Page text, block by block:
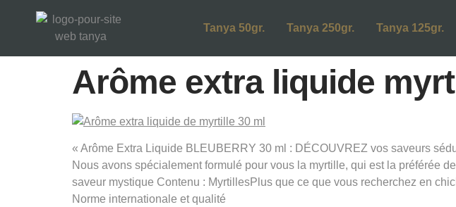
Tanya 50gr. Tanya 250gr. Tanya 125gr.
Arôme extra liquide
« Arôme Extra Liquide BLEUBERRY 30 ml : DÉCOUVREZ vos saveurs
Nous avons spécialement formulé pour vous la myrtille, qui est la préférée
saveur mystique Contenu : MyrtillesPlus que ce que vous recherchez en
Norme internationale et qualité